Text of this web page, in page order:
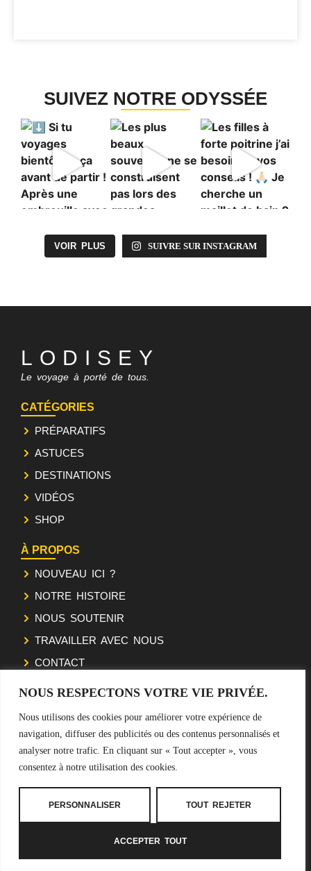
NOUS RESPECTONS VOTRE VIE PRIVÉE.
Nous utilisons des cookies pour améliorer votre expérience de
navigation, diffuser des publicités ou des contenus personnalisés et
analyser notre trafic. En cliquant sur « Tout accepter », vous
consentez à notre utilisation des cookies.
PERSONNALISER TOUT REJETER
ACCEPTER TOUT
SUIVEZ NOTRE ODYSSÉE
VOIR PLUS SUIVRE SUR INSTAGRAM
LODISEY
Le voyage à porté de tous.
CATÉGORIES
PRÉPARATIFS
ASTUCES
DESTINATIONS
VIDÉOS
SHOP
À PROPOS
NOUVEAU ICI ?
NOTRE HISTOIRE
NOUS SOUTENIR
TRAVAILLER AVEC NOUS
CONTACT
SUIVEZ NOTRE ODYSSÉE
NEWSLETTER
–CGV–Politiques de confidentialité